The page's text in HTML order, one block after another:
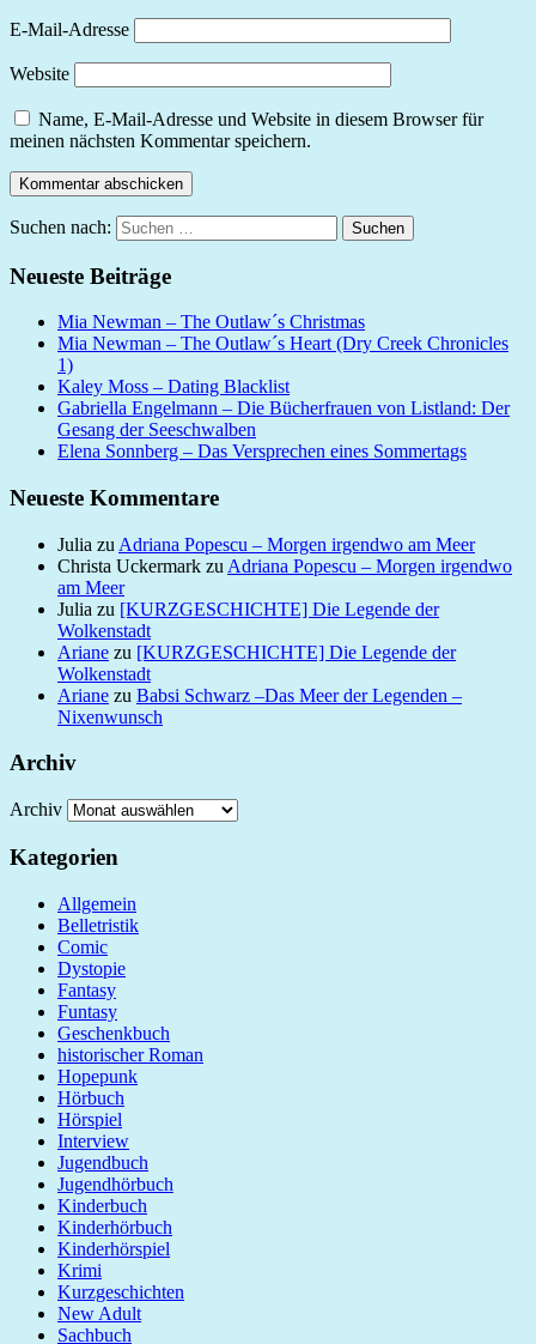
E-Mail-Adresse
Website
Name, E-Mail-Adresse und Website in diesem Browser für
meinen nächsten Kommentar speichern.
Suchen nach: Suchen
Neueste Beiträge
Mia Newman – The Outlaw´s Christmas
Mia Newman – The Outlaw´s Heart (Dry Creek Chronicles
1)
Kaley Moss – Dating Blacklist
Gabriella Engelmann – Die Bücherfrauen von Listland: Der
Gesang der Seeschwalben
Elena Sonnberg – Das Versprechen eines Sommertags
Neueste Kommentare
Julia zu Adriana Popescu – Morgen irgendwo am Meer
Christa Uckermark zu Adriana Popescu – Morgen irgendwo
am Meer
Julia zu [KURZGESCHICHTE] Die Legende der
Wolkenstadt
Ariane zu [KURZGESCHICHTE] Die Legende der
Wolkenstadt
Ariane zu Babsi Schwarz –Das Meer der Legenden –
Nixenwunsch
Archiv
Archiv
Kategorien
Allgemein
Belletristik
Comic
Dystopie
Fantasy
Funtasy
Geschenkbuch
historischer Roman
Hopepunk
Hörbuch
Hörspiel
Interview
Jugendbuch
Jugendhörbuch
Kinderbuch
Kinderhörbuch
Kinderhörspiel
Krimi
Kurzgeschichten
New Adult
Sachbuch